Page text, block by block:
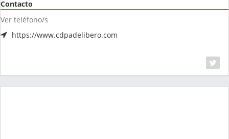
Contacto
Ver teléfono/s
https://www.cdpadelibero.com